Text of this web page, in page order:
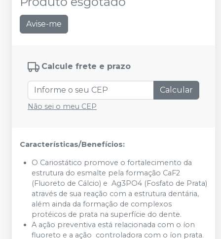
Avise-me
Calcule frete e prazo
Calcular
Não sei o meu CEP
Características/Benefícios:
O Cariostático promove o fortalecimento da
estrutura do esmalte pela formação CaF2
(Fluoreto de Cálcio) e Ag3PO4 (Fosfato de Prata)
através de sua reação com a estrutura dentária,
além ainda da formação de complexos
protéicos de prata na superfície do dente.
A ação preventiva está relacionada com o íon
fluoreto e a ação controladora com o íon prata.